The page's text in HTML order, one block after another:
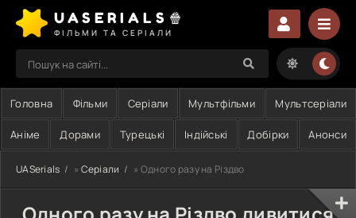
UASERIALS🍿
ФІЛЬМИ ТА СЕРІАЛИ
Головна Фільми Серіали Мультфільми Мультсеріали
Аніме Дорами Турецькі Індійські Добірки Анонси
UASerials » Серіали » Одного разу на Різдво